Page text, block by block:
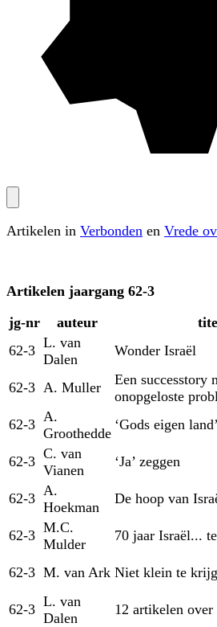
Artikelen in Verbonden en Vrede
Artikelen jaargang 62-3
jg‑nr
auteur
62-3 L. van
Dalen
Wonder Israël
62-3 A. Muller
Een successtory
onopgeloste
62-3 A.
Groothedde
‘Gods eigen land’
62-3 C. van
Vianen
‘Ja’ zeggen
62-3 A.
Hoekman
De hoop van
62-3 M.C.
Mulder
70 jaar Israël...
62-3 M. van Ark Niet klein te
62-3 L. van
Dalen
12 artikelen over